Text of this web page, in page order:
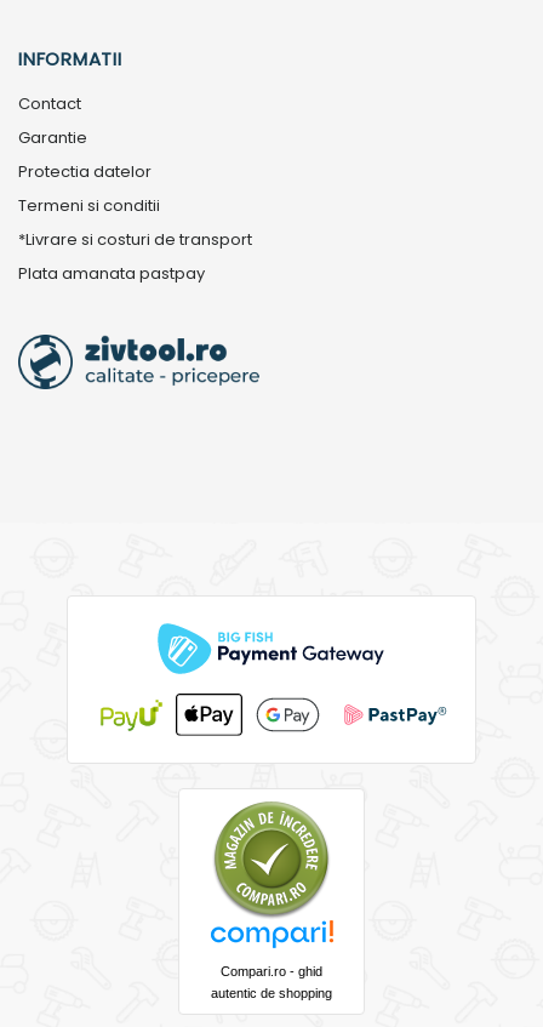
INFORMATII
Contact
Garantie
Protectia datelor
Termeni si conditii
*Livrare si costuri de transport
Plata amanata pastpay
Compari.ro - ghid
autentic de shopping